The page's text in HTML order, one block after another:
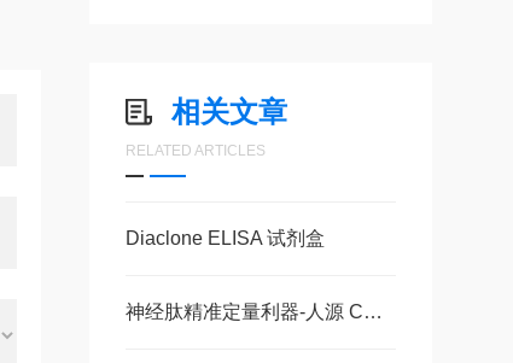
相关文章
RELATED ARTICLES
Diaclone ELISA 试剂盒
神经肽精准定量利器-人源 CGRP ELISA 试剂盒，多类型样本直接检测